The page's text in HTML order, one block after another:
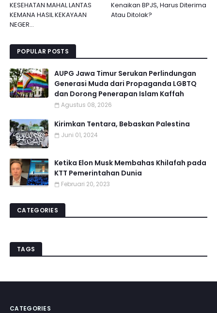
Kenaikan BPJS, Harus Diterima
Atau Ditolak?
KESEHATAN MAHAL LANTAS
KEMANA HASIL KEKAYAAN
NEGER...
POPULAR POSTS
AUPG Jawa Timur Serukan Perlindungan
Generasi Muda dari Propaganda LGBTQ
dan Dorong Penerapan Islam Kaffah
Agustus 08, 2026
Kirimkan Tentara, Bebaskan Palestina
Juni 01, 2024
Ketika Elon Musk Membahas Khilafah pada
KTT Pemerintahan Dunia
Februari 20, 2023
CATEGORIES
TAGS
CATEGORIES